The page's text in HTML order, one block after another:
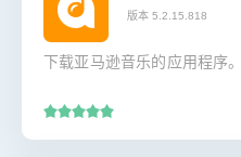
版本 5.2.15.818
下载亚马逊音乐的应用程序。